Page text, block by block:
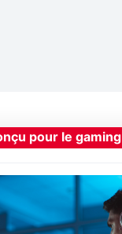
pour le gaming